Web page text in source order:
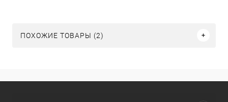
ПОХОЖИЕ ТОВАРЫ (2)